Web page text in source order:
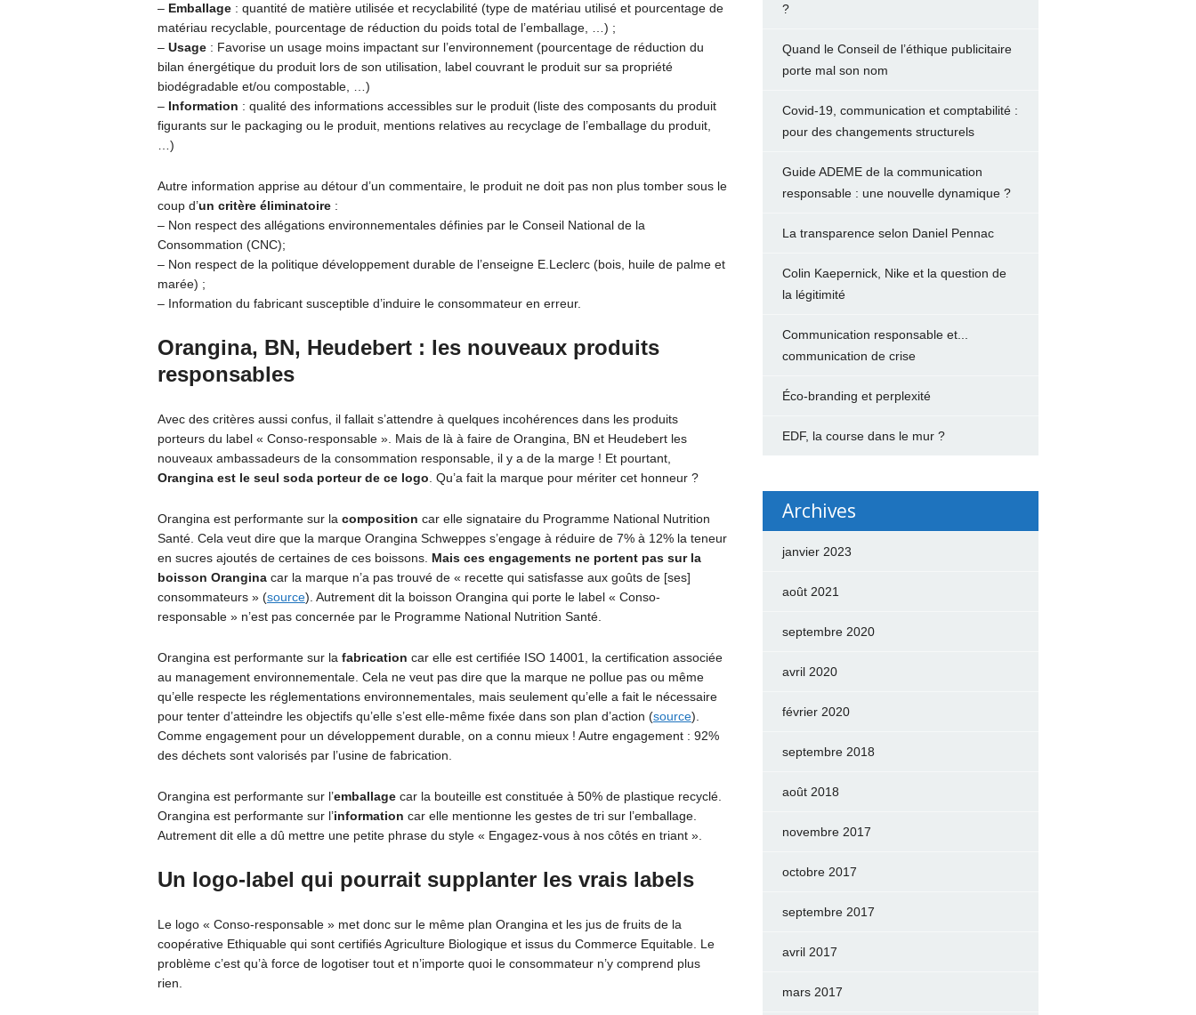
– Emballage: quantité de matière utilisée et recyclabilité (type de matériau utilisé et pourcentage de
matériau recyclable, pourcentage de réduction du poids total de l’emballage, …) ;
– Usage: Favorise un usage moins impactant sur l’environnement (pourcentage de réduction du
bilan énergétique du produit lors de son utilisation, label couvrant le produit sur sa propriété
biodégradable et/ou compostable, …)
– Information : qualité des informations accessibles sur le produit (liste des composants du produit
figurants sur le packaging ou le produit, mentions relatives au recyclage de l’emballage du produit,
…)
Autre information apprise au détour d’un commentaire, le produit ne doit pas non plus tomber sous le
coup d’un critère éliminatoire:
– Non respect des allégations environnementales définies par le Conseil National de la
Consommation (CNC);
– Non respect de la politique développement durable de l’enseigne E.Leclerc (bois, huile de palme et
marée) ;
– Information du fabricant susceptible d’induire le consommateur en erreur.
Orangina, BN, Heudebert : les nouveaux produits
responsables
Avec des critères aussi confus, il fallait s’attendre à quelques incohérences dans les produits
porteurs du label « Conso-responsable ». Mais de là à faire de Orangina, BN et Heudebert les
nouveaux ambassadeurs de la consommation responsable, il y a de la marge ! Et pourtant,
Orangina est le seul soda porteur de ce logo . Qu’a fait la marque pour mériter cet honneur ?
Orangina est performante sur la composition car elle signataire du Programme National Nutrition
Santé. Cela veut dire que la marque Orangina Schweppes s’engage à réduire de 7% à 12% la teneur
en sucres ajoutés de certaines de ces boissons. Mais ces engagements ne portent pas sur la
boisson Oranginacar la marque n’a pas trouvé de « recette qui satisfasse aux goûts de [ses]
consommateurs » (source). Autrement dit la boisson Orangina qui porte le label « Conso-
responsable » n’est pas concernée par le Programme National Nutrition Santé.
Orangina est performante sur la fabrication car elle est certifiée ISO 14001, la certification associée
au management environnementale. Cela ne veut pas dire que la marque ne pollue pas ou même
qu’elle respecte les réglementations environnementales, mais seulement qu’elle a fait le nécessaire
pour tenter d’atteindre les objectifs qu’elle s’est elle-même fixée dans son plan d’action (source).
Comme engagement pour un développement durable, on a connu mieux ! Autre engagement : 92%
des déchets sont valorisés par l’usine de fabrication.
Orangina est performante sur l’emballagecar la bouteille est constituée à 50% de plastique recyclé.
Orangina est performante sur l’information car elle mentionne les gestes de tri sur l’emballage.
Autrement dit elle a dû mettre une petite phrase du style « Engagez-vous à nos côtés en triant ».
Un logo-label qui pourrait supplanter les vrais labels
Le logo « Conso-responsable » met donc sur le même plan Orangina et les jus de fruits de la
coopérative Ethiquable qui sont certifiés Agriculture Biologique et issus du Commerce Equitable. Le
problème c’est qu’à force de logotiser tout et n’importe quoi le consommateur n’y comprend plus
rien.
?
Quand le Conseil de l’éthique publicitaire
porte mal son nom
Covid-19, communication et comptabilité :
pour des changements structurels
Guide ADEME de la communication
responsable : une nouvelle dynamique ?
La transparence selon Daniel Pennac
Colin Kaepernick, Nike et la question de
la légitimité
Communication responsable et...
communication de crise
Éco-branding et perplexité
EDF, la course dans le mur ?
Archives
janvier 2023
août 2021
septembre 2020
avril 2020
février 2020
septembre 2018
août 2018
novembre 2017
octobre 2017
septembre 2017
avril 2017
mars 2017